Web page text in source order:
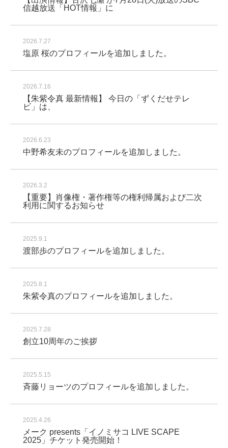
信越放送「HOT情報」に
2026.7.27
塩原 桜のプロフィールを追加しました。
2026.7.16
【朱紫令真 最新情報】 今日の「ずくだせテレ
ビ」は、
2026.6.23
中野希友未のプロフィールを追加しました。
2026.3.2
【重要】肖像権・著作権等の権利帰属および二次
利用に関するお知らせ
2025.9.1
渡部歩のプロフィールを追加しました。
2025.8.1
朱紫令真のプロフィールを追加しました。
2025.7.28
創立10周年のご挨拶
2025.5.15
斉藤リョーツのプロフィールを追加しました。
2025.4.26
メーク presents「イノミサコ LIVE SCAPE
2025」チケット発売開始！